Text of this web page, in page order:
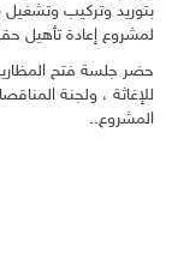
لمشروع إعادة تأهيل
حضر جلسة فتح
للإغاثة ، ولجنة
المشروع..